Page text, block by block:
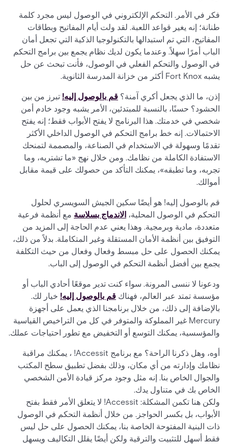
فكر في الأمر. التحكم الإلكتروني في الوصول ليس مجرد كلمة
طنانة؛ إنه يغير قواعد اللعبة. لقد ولت أيام المفاتيح وبطاقات
المفاتيح، التي تم استبدالها بالتكنولوجيا الذكية التي تجعل أمان
الباب أمرًا سهلاً. وعندما يكون لديك نظام يجمع بين برامج التحكم
في الوصول والتحكم الفعلي في الوصول، فأنت تبحث عن حل
يشبه Fort Knox أكثر من خزانة المدرسة الثانوية.
إذن، ما الذي يجعل أكري آمنة؟ قم بالوصول إليه! تبرز من بين
الحشود؟ حسنًا، بالنسبة للمبتدئين، الأمر يشبه وجود خادم أمن
شخصي في خدمتك. هذا البرنامج لا يفتح الأبواب فقط؛ إنه يفتح
الاحتمالات. إنه خط برامج التحكم في الوصول الداخلي الأكثر
تقدمًا وسهولة في الاستخدام في الصناعة، والمصممة لتمنحك
الاستفادة الكاملة من نظامك. ومن خلال نهج «ما تشتريه، وما
تجربه، وما تطبقه»، يمكنك التأكد من حصولك على قيمة مقابل
أموالك.
قم بالوصول إليه! هو أيضًا سكين الجيش السويسري لحلول
التحكم في الوصول المحلية، الاندماج بسلاسة مع أنظمة فرعية
متعددة، مادية وبرمجية. وهذا يعني عدم الحاجة إلى المزيد من
التوفيق بين أنظمة الأمان المستقلة وغير المتكاملة. بدلاً من ذلك،
يمكنك الحصول على حل مبسط وفعال وفعال من حيث التكلفة
يجمع بين أفضل أنظمة التحكم في الوصول إلى الباب.
ودعونا لا ننسى المرونة. سواء كنت تدير موقعًا أحادي الباب أو
مؤسسة تمتد عبر العالم، فهناك قم بالوصول إليه! خيار لك.
بالإضافة إلى ذلك، من خلال برنامجنا الذي يعمل على أجهزة
Mercury غير المملوكة والمتوفر في كل من التراخيص القياسية
والمؤسسية، يمكنك التوسع أو التخفيض مع تطور احتياجات عملك.
أوه، وهل ذكرنا الراحة؟ مع برنامج Accessit! ، يمكنك مراقبة
نظامك وإدارته من أي مكان، وذلك بفضل تطبيق سطح المكتب
والجوال الخاص بنا. إنه مثل وجود مركز قيادة الأمن الشخصي
الخاص بك في متناول يدك.
ولكن هنا تكمن المشكلة: Accessit! لا يتعلق الأمر فقط بفتح
الأبواب، بل بكسر الحواجز. من خلال أنظمة التحكم في الوصول
ذات البنية المفتوحة الخاصة بنا، يمكنك الحصول على حل ليس
فقط أسهل للتثبيت والترقية ولكن أيضًا يقلل التكاليف ويسهل